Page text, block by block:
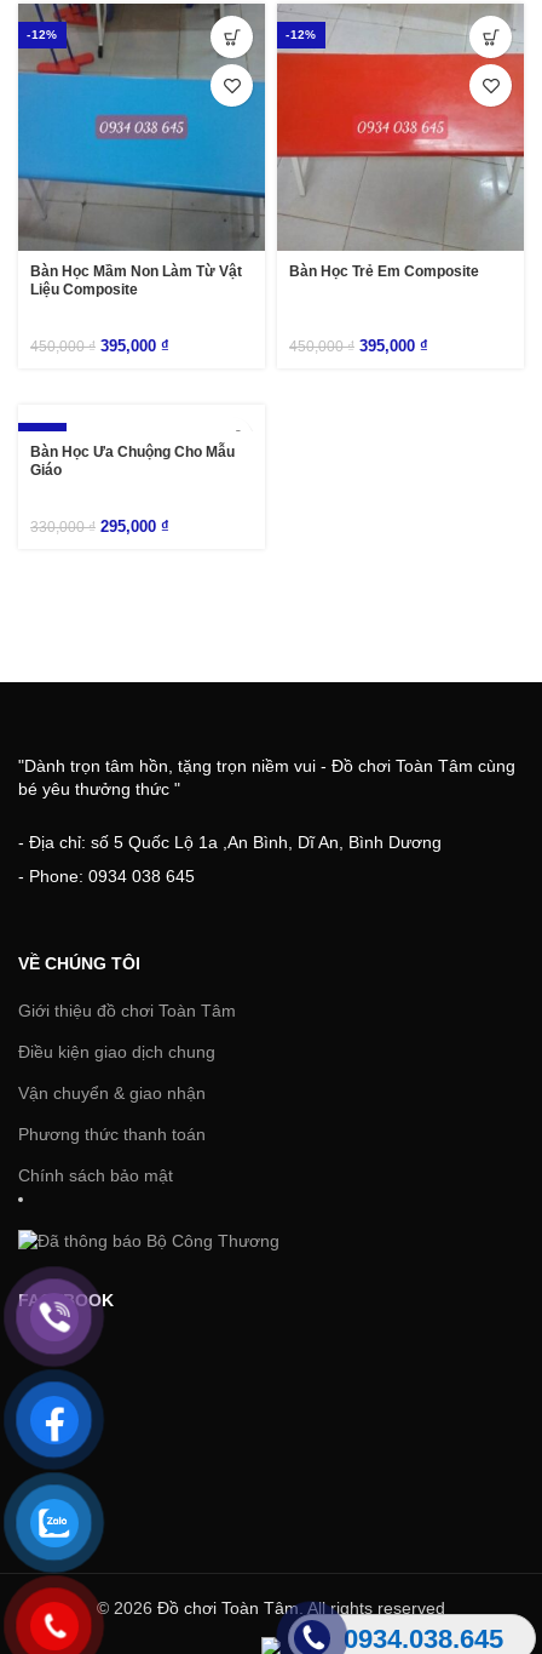
0934.038.645
-12%
Bàn Học Mầm Non Làm Từ Vật
Liệu Composite
450,000₫ 395,000 ₫
-12%
Bàn Học Trẻ Em Composite
450,000₫ 395,000 ₫
-11%
Bàn Học Ưa Chuộng Cho Mẫu
Giáo
330,000₫ 295,000 ₫
"Dành trọn tâm hồn, tặng trọn niềm vui - Đồ chơi Toàn Tâm cùng
bé yêu thưởng thức "
- Địa chỉ: số 5 Quốc Lộ 1a ,An Bình, Dĩ An, Bình Dương
- Phone: 0934 038 645
VỀ CHÚNG TÔI
Giới thiệu đồ chơi Toàn Tâm
Điều kiện giao dịch chung
Vận chuyển & giao nhận
Phương thức thanh toán
Chính sách bảo mật
FACEBOOK
© 2026 Đồ chơi Toàn Tâm. All rights reserved